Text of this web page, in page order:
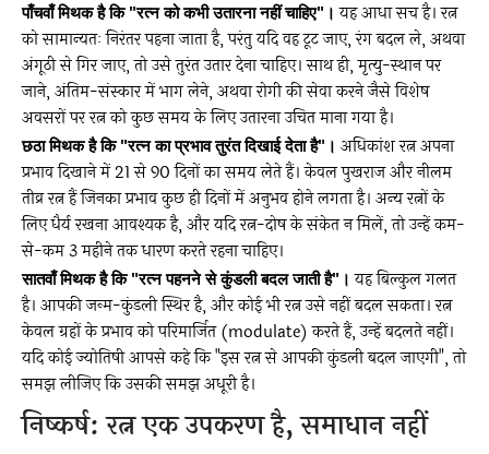
पाँचवाँ मिथक है कि "रत्न को कभी उतारना नहीं चाहिए"। यह आधा सच है। रत्न
को सामान्यतः निरंतर पहना जाता है, परंतु यदि वह टूट जाए, रंग बदल ले, अथवा
अंगूठी से गिर जाए, तो उसे तुरंत उतार देना चाहिए। साथ ही, मृत्यु-स्थान पर
जाने, अंतिम-संस्कार में भाग लेने, अथवा रोगी की सेवा करने जैसे विशेष
अवसरों पर रत्न को कुछ समय के लिए उतारना उचित माना गया है।
छठा मिथक है कि "रत्न का प्रभाव तुरंत दिखाई देता है"। अधिकांश रत्न अपना
प्रभाव दिखाने में 21 से 90 दिनों का समय लेते हैं। केवल पुखराज और नीलम
तीव्र रत्न हैं जिनका प्रभाव कुछ ही दिनों में अनुभव होने लगता है। अन्य रत्नों के
लिए धैर्य रखना आवश्यक है, और यदि रत्न-दोष के संकेत न मिलें, तो उन्हें कम-
से-कम 3 महीने तक धारण करते रहना चाहिए।
सातवाँ मिथक है कि "रत्न पहनने से कुंडली बदल जाती है"। यह बिल्कुल गलत
है। आपकी जन्म-कुंडली स्थिर है, और कोई भी रत्न उसे नहीं बदल सकता। रत्न
केवल ग्रहों के प्रभाव को परिमार्जित (modulate) करते हैं, उन्हें बदलते नहीं।
यदि कोई ज्योतिषी आपसे कहे कि "इस रत्न से आपकी कुंडली बदल जाएगी", तो
समझ लीजिए कि उसकी समझ अधूरी है।
निष्कर्ष: रत्न एक उपकरण है, समाधान नहीं